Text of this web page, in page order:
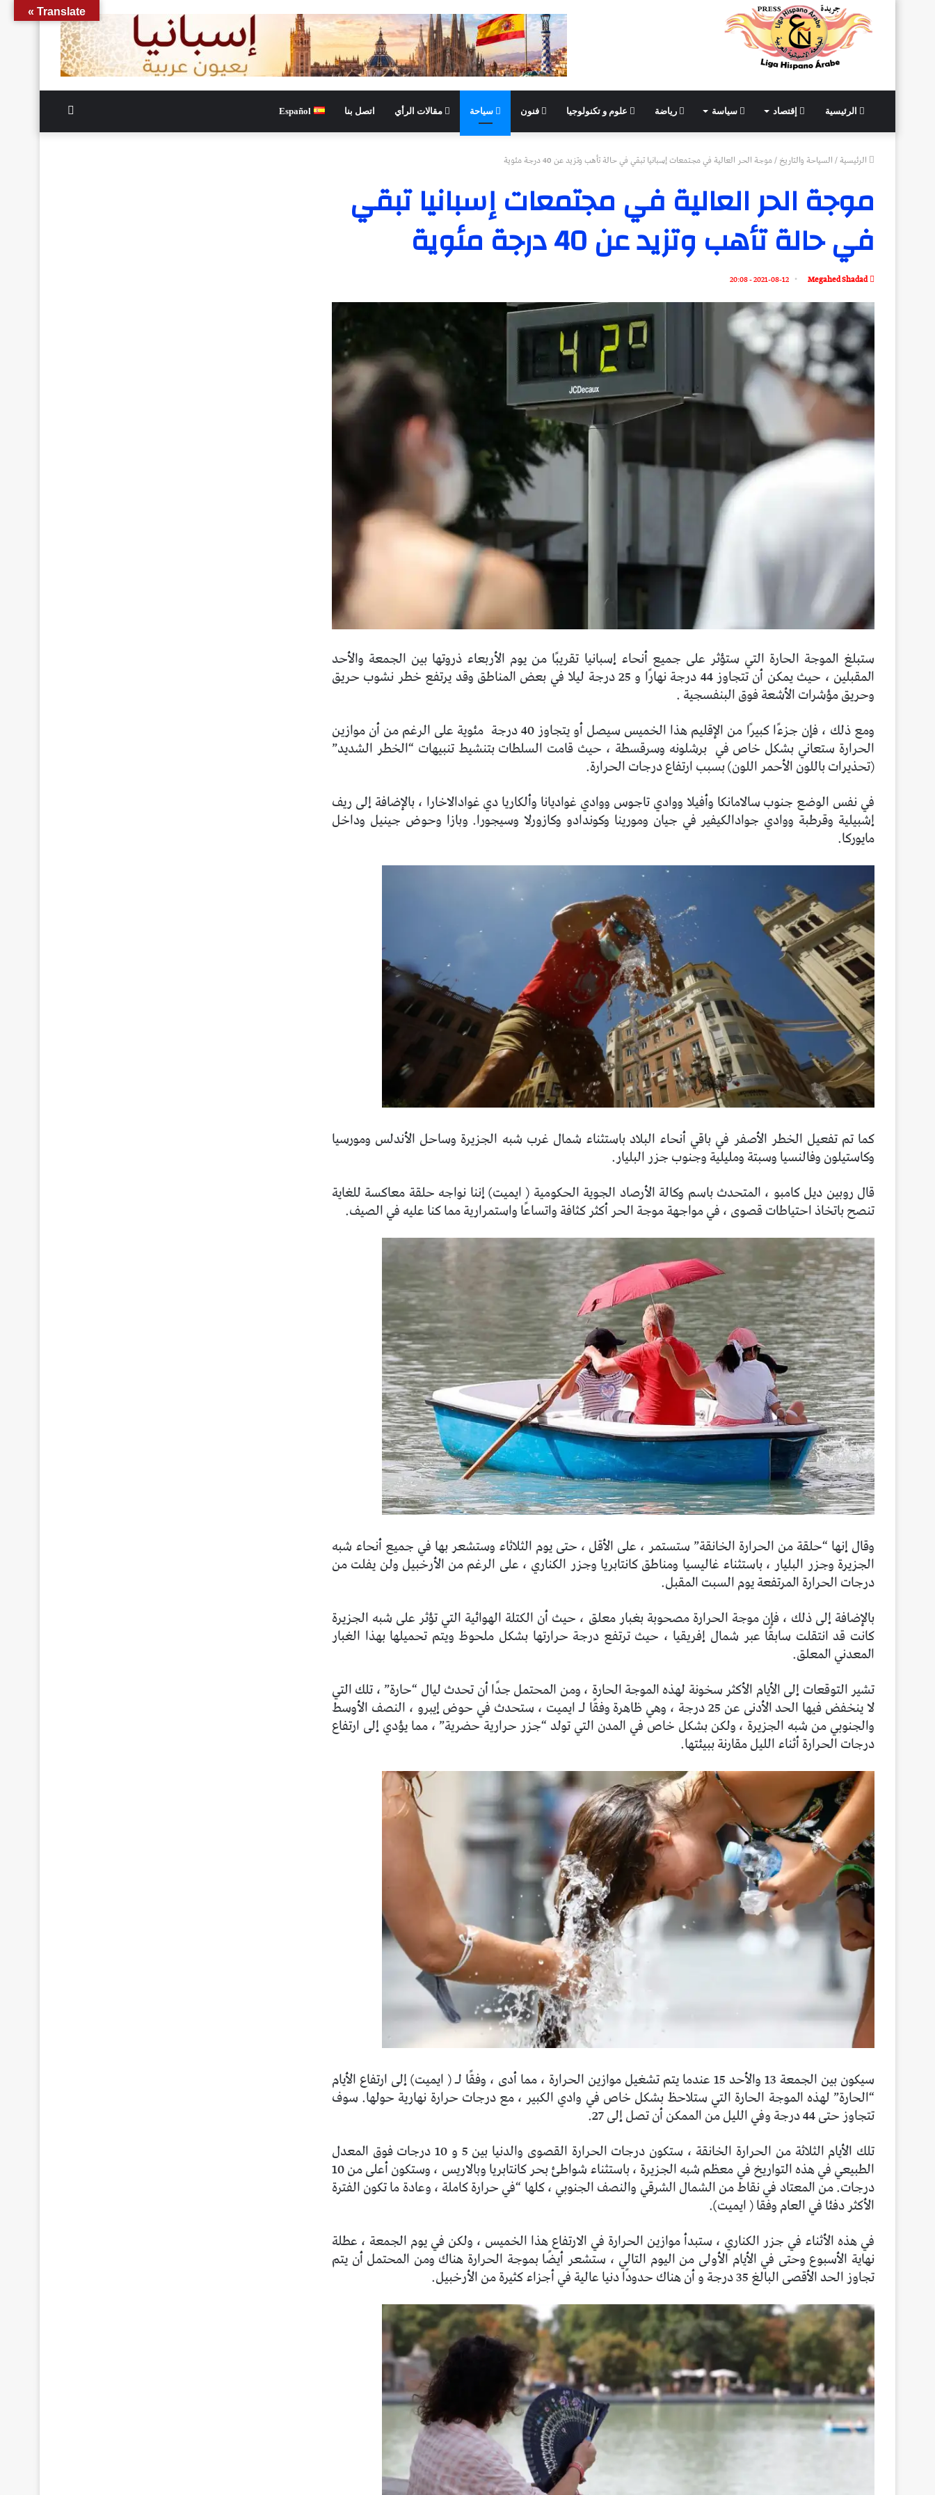
الرئيسية إقتصاد سياسة رياضة علوم و تكنولوجيا فنون سياحة مقالات الرأي اتصل بنا Español
الرئيسية/السياحة والتاريخ/موجة الحر العالية في مجتمعات إسبانيا تبقي في حالة تأهب وتزيد عن 40 درجة مئوية
موجة الحر العالية في مجتمعات إسبانيا تبقي
في حالة تأهب وتزيد عن 40 درجة مئوية
Megahed Shadad
2021-08-12 - 20:08
ستبلغ الموجة الحارة التي ستؤثر على جميع أنحاء إسبانيا تقريبًا من يوم الأربعاء ذروتها بين الجمعة والأحد
المقبلين ، حيث يمكن أن تتجاوز 44 درجة نهارًا و 25 درجة ليلا في بعض المناطق وقد يرتفع خطر نشوب حريق
وحريق مؤشرات الأشعة فوق البنفسجية .
ومع ذلك ، فإن جزءًا كبيرًا من الإقليم هذا الخميس سيصل أو يتجاوز 40 درجة
مئوية على الرغم من أن موازين
الحرارة ستعاني بشكل خاص في برشلونه وسرقسطة ، حيث قامت السلطات بتنشيط تنبيهات “الخطر الشديد”
(تحذيرات باللون الأحمر اللون) بسبب ارتفاع درجات الحرارة.
في نفس الوضع جنوب سالامانكا وأفيلا ووادي تاجوس ووادي غواديانا وألكاريا دي غوادالاخارا ، بالإضافة إلى ريف
إشبيلية وقرطبة ووادي جوادالكيفير في جيان ومورينا وكوندادو وكازورلا وسيجورا. وبازا وحوض جينيل وداخل
مايوركا.
كما تم تفعيل الخطر الأصفر في باقي أنحاء البلاد باستثناء شمال غرب شبه الجزيرة وساحل الأندلس ومورسيا
وكاستيلون وفالنسيا وسبتة ومليلية وجنوب جزر البليار.
قال روبين ديل كامبو ، المتحدث باسم وكالة الأرصاد الجوية الحكومية ( ايميت) إننا نواجه حلقة معاكسة للغاية
تنصح باتخاذ احتياطات قصوى ، في مواجهة موجة الحر أكثر كثافة واتساعًا واستمرارية مما كنا عليه في الصيف.
وقال إنها “حلقة من الحرارة الخانقة” ستستمر ، على الأقل ، حتى يوم الثلاثاء وستشعر بها في جميع أنحاء شبه
الجزيرة وجزر البليار ، باستثناء غاليسيا ومناطق كانتابريا وجزر الكناري ، على الرغم من الأرخبيل ولن يفلت من
درجات الحرارة المرتفعة يوم السبت المقبل.
بالإضافة إلى ذلك ، فإن موجة الحرارة مصحوبة بغبار معلق ، حيث أن الكتلة الهوائية التي تؤثر على شبه الجزيرة
كانت قد انتقلت سابقًا عبر شمال إفريقيا ، حيث ترتفع درجة حرارتها بشكل ملحوظ ويتم تحميلها بهذا الغبار
المعدني المعلق.
تشير التوقعات إلى الأيام الأكثر سخونة لهذه الموجة الحارة ، ومن المحتمل جدًا أن تحدث ليال “حارة” ، تلك التي
لا ينخفض ​​فيها الحد الأدنى عن 25 درجة ، وهي ظاهرة وفقًا لـ ايميت ، ستحدث في حوض إيبرو ، النصف الأوسط
والجنوبي من شبه الجزيرة ، ولكن بشكل خاص في المدن التي تولد “جزر حرارية حضرية” ، مما يؤدي إلى ارتفاع
درجات الحرارة أثناء الليل مقارنة ببيئتها.
سيكون بين الجمعة 13 والأحد 15 عندما يتم تشغيل موازين الحرارة ، مما أدى ، وفقًا لـ ( ايميت) إلى ارتفاع الأيام
“الحارة” لهذه الموجة الحارة التي ستلاحظ بشكل خاص في وادي الكبير ، مع درجات حرارة نهارية حولها. سوف
تتجاوز حتى 44 درجة وفي الليل من الممكن أن تصل إلى 27.
تلك الأيام الثلاثة من الحرارة الخانقة ، ستكون درجات الحرارة القصوى والدنيا بين 5 و 10 درجات فوق المعدل
الطبيعي في هذه التواريخ في معظم شبه الجزيرة ، باستثناء شواطئ بحر كانتابريا وبالاريس ، وستكون أعلى من 10
درجات. من المعتاد في نقاط من الشمال الشرقي والنصف الجنوبي ، كلها “في حرارة كاملة ، وعادة ما تكون الفترة
الأكثر دفئا في العام وفقا ( ايميت).
في هذه الأثناء في جزر الكناري ، ستبدأ موازين الحرارة في الارتفاع هذا الخميس ، ولكن في يوم الجمعة ، عطلة
نهاية الأسبوع وحتى في الأيام الأولى من اليوم التالي ، ستشعر أيضًا بموجة الحرارة هناك ومن المحتمل أن يتم
تجاوز الحد الأقصى البالغ 35 درجة و أن هناك حدودًا دنيا عالية في أجزاء كثيرة من الأرخبيل.
Translate »